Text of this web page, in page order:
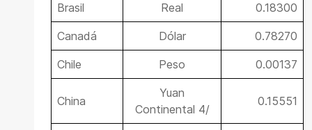
Brasil Real 0.18300
Canadá Dólar 0.78270
Chile Peso 0.00137
China
Yuan
Continental 4/
0.15551